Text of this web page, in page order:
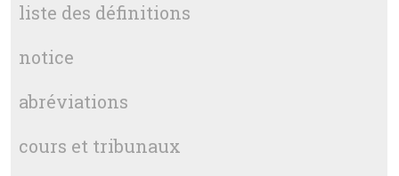
liste des définitions
notice
abréviations
cours et tribunaux